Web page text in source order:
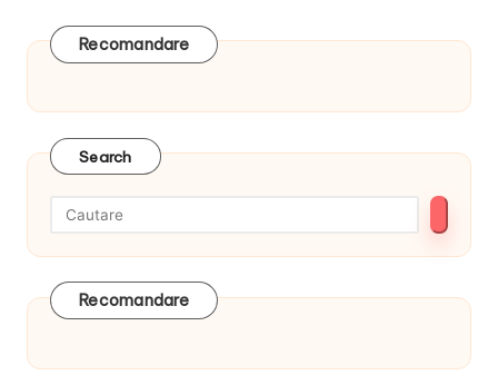
Recomandare
Search
Recomandare